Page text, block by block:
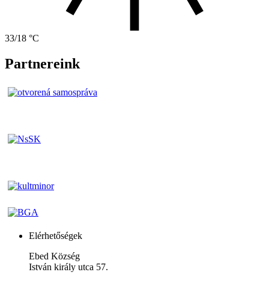
33/18 °C
Partnereink
Elérhetőségek
Ebed Község
István király utca 57.